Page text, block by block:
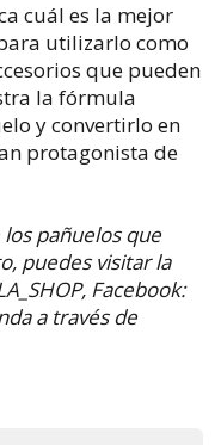
cuál es la mejor
utilizarlo como
que pueden
la fórmula
y convertirlo en
protagonista de
pañuelos que
puedes visitar la
Facebook:
a través de